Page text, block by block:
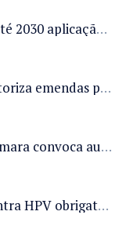
Lei 15.486/26 prorroga até 2030 aplicação do FGTS em crédito para hospitais filantrópicos e santas casas
Lula sanciona lei que autoriza emendas parlamentares para atendimento pré-hospitalar pelos bombeiros
Comissão externa da Câmara convoca audiência pública sobre chuvas na Zona da Mata de Minas Gerais e impactos em Juiz de Fora
Projeto prevê vacina contra HPV obrigatória e testes moleculares para rastreamento do câncer do colo do útero